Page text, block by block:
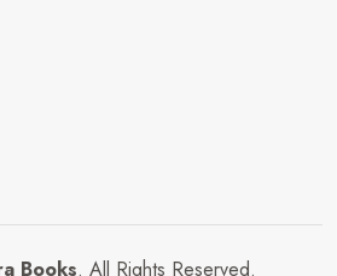
Books. All Rights Reserved.